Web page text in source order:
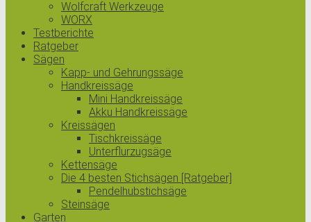
Wolfcraft Werkzeuge
WORX
Testberichte
Ratgeber
Sägen
Kapp- und Gehrungssäge
Handkreissäge
Mini Handkreissäge
Akku Handkreissäge
Kreissägen
Tischkreissäge
Unterflurzugsäge
Kettensäge
Die 4 besten Stichsägen [Ratgeber]
Pendelhubstichsäge
Steinsäge
Garten